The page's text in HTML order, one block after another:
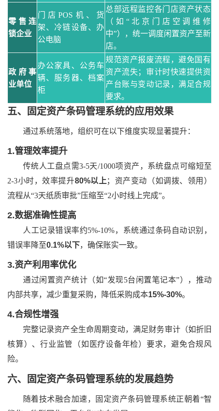
零售连
锁企业
门店POS机、货
架、冷链设备、办
公电脑
总部远程监控各门店资产状态
（如 “北京门店空调维修
中”），统一调度闲置资产至新
店。
政府事
业单位
办公家具、公务车
辆、服务器、档案
柜
规范资产报废流程，避免国有
资产流失；审计时快速提供资
产台账与变动记录，满足合规
要求。
五、 固定资产条码管理系统的应用效果
通过系统落地，组织可在以下维度实现显著提升：
1.管理效率提升
传统人工盘点需3-5天/1000项资产，系统盘点可缩短至
2-3小时，效率提升80%以上 ；资产变动（如调拨、领用）
流程从“3天纸质审批”压缩至“2小时线上完成”。
2.数据准确性提高
人工记录错误率约5%-10%，系统通过条码自动识别，
错误率降至0.1%以下，确保账实一致。
3.资产利用率优化
通过闲置资产统计（如“发现5台闲置笔记本”），推动
内部共享，减少重复采购，降低采购成本15%-30%。
4.合规性增强
完整记录资产全生命周期变动，满足财务审计（如折旧
核算）、行业监管（如医疗设备年检）要求，避免合规风
险。
六、 固定资产条码管理系统的发展趋势
随着技术融合加速，固定资产条码管理系统正朝着“智